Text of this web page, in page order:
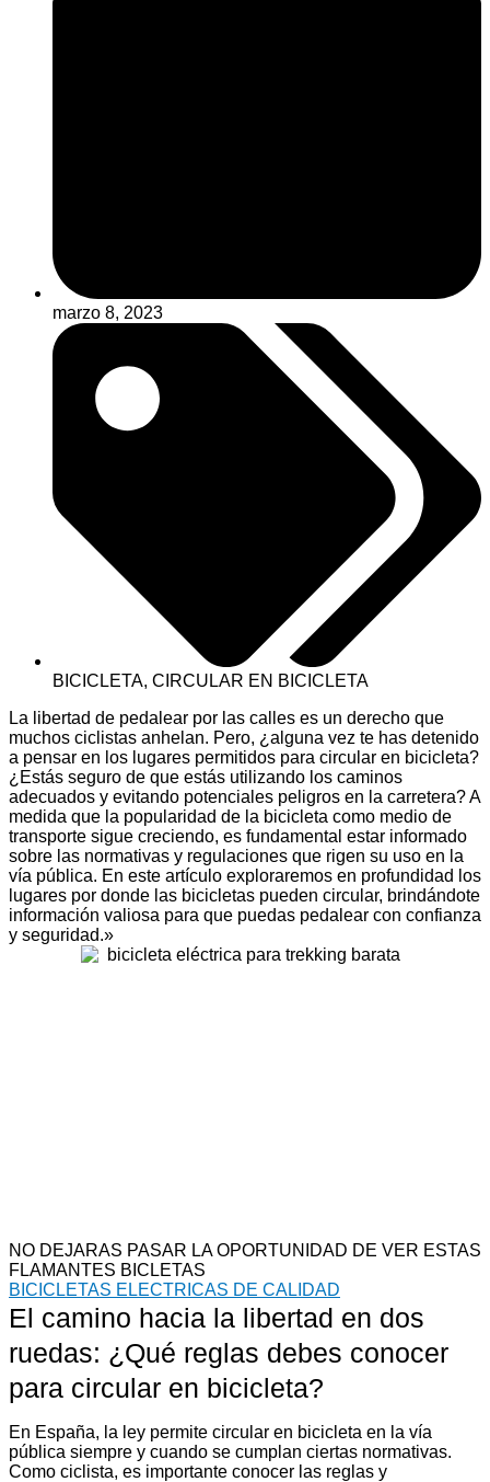
marzo 8, 2023
BICICLETA, CIRCULAR EN BICICLETA
La libertad de pedalear por las calles es un derecho que
muchos ciclistas anhelan. Pero, ¿alguna vez te has detenido
a pensar en los lugares permitidos para circular en bicicleta?
¿Estás seguro de que estás utilizando los caminos
adecuados y evitando potenciales peligros en la carretera? A
medida que la popularidad de la bicicleta como medio de
transporte sigue creciendo, es fundamental estar informado
sobre las normativas y regulaciones que rigen su uso en la
vía pública. En este artículo exploraremos en profundidad los
lugares por donde las bicicletas pueden circular, brindándote
información valiosa para que puedas pedalear con confianza
y seguridad.»
NO DEJARAS PASAR LA OPORTUNIDAD DE VER ESTAS
FLAMANTES BICLETAS
BICICLETAS ELECTRICAS DE CALIDAD
El camino hacia la libertad en dos
ruedas: ¿Qué reglas debes conocer
para circular en bicicleta?
En España, la ley permite circular en bicicleta en la vía
pública siempre y cuando se cumplan ciertas normativas.
Como ciclista, es importante conocer las reglas y